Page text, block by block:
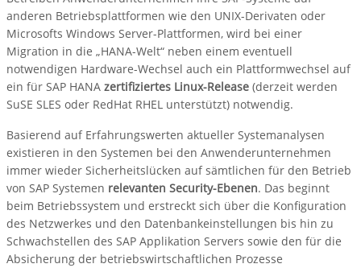
anderen Betriebsplattformen wie den UNIX-Derivaten oder
Microsofts Windows Server-Plattformen, wird bei einer
Migration in die „HANA-Welt“ neben einem eventuell
notwendigen Hardware-Wechsel auch ein Plattformwechsel auf
ein für SAP HANA zertifiziertes Linux-Release (derzeit werden
SuSE SLES oder RedHat RHEL unterstützt) notwendig.
Basierend auf Erfahrungswerten aktueller Systemanalysen
existieren in den Systemen bei den Anwenderunternehmen
immer wieder Sicherheitslücken auf sämtlichen für den Betrieb
von SAP Systemen relevanten Security-Ebenen. Das beginnt
beim Betriebssystem und erstreckt sich über die Konfiguration
des Netzwerkes und den Datenbankeinstellungen bis hin zu
Schwachstellen des SAP Applikation Servers sowie den für die
Absicherung der betriebswirtschaftlichen Prozesse